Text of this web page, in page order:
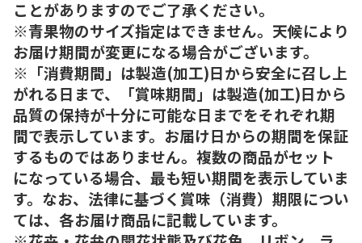
ことがありますのでご了承ください。
※青果物のサイズ指定はできません。天候により
お届け期間が変更になる場合がございます。
※「消費期間」は製造(加工)日から安全に召し上
がれる日まで、「賞味期間」は製造(加工)日から
品質の保持が十分に可能な日までをそれぞれ期
間で表示しています。お届け日からの期間を保証
するものではありません。複数の商品がセット
になっている場合、最も短い期間を表示していま
す。なお、法律に基づく賞味（消費）期限につい
ては、各お届け商品に記載しています。